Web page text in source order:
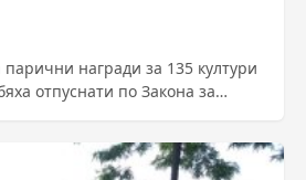
награди за 135 култури
отпуснати по Закона за